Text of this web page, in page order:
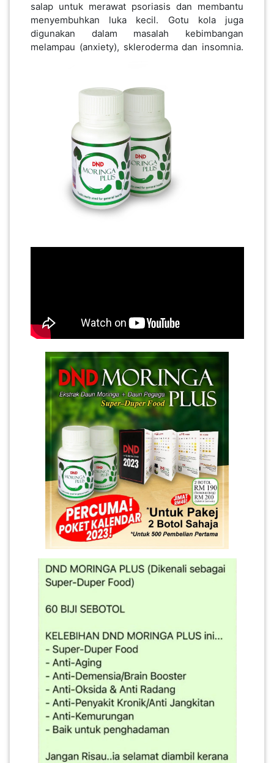
salap untuk merawat psoriasis dan membantu
menyembuhkan luka kecil. Gotu kola juga
digunakan dalam masalah kebimbangan
melampau (anxiety), skleroderma dan insomnia.
SINGAPORE(0)
BRUNEI(0)